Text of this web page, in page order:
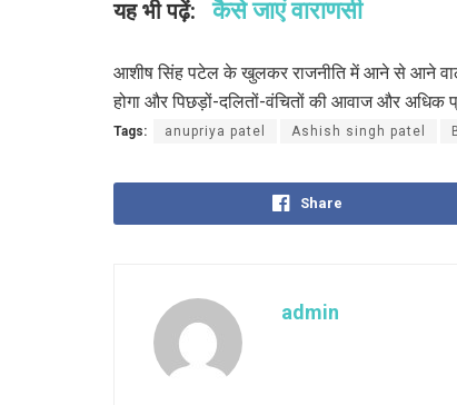
यह भी पढ़ें:कैसे जाएं वाराणसी
आशीष सिंह पटेल के खुलकर राजनीति में आने से आने
होगा और पिछड़ों-दलितों-वंचितों की आवाज और अधिक
Tags: anupriya patel Ashish singh patel
Share
admin